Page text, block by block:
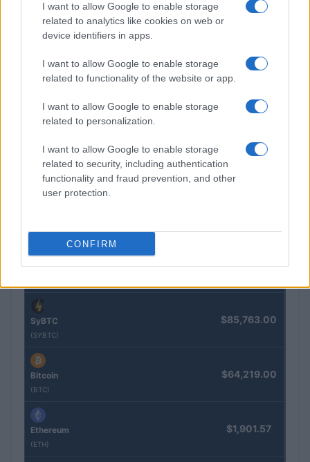
I want to allow Google to enable storage
related to analytics like cookies on web or
device identifiers in apps.
I want to allow Google to enable storage
related to functionality of the website or app.
I want to allow Google to enable storage
related to personalization.
I want to allow Google to enable storage
related to security, including authentication
functionality and fraud prevention, and other
user protection.
CONFIRM
COTAÇÕES CRYPTO
Nome Preço
Kinza Babylon Staked BTC
(KBTC)
$83,270.00
Eureka Bridged PAX Gold (Terra $4,205.78
kpk ETH Prime $2,034.90
SyBTC
(SYBTC)
$85,763.00
Bitcoin
(BTC)
$64,219.00
Ethereum
(ETH)
$1,901.57